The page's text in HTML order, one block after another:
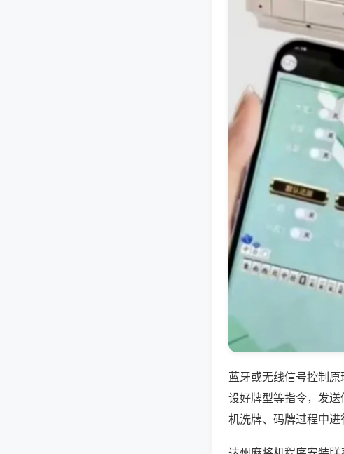
蓝牙或无线信号控制
设好牌型等指令，发
机洗牌、码牌过程中进